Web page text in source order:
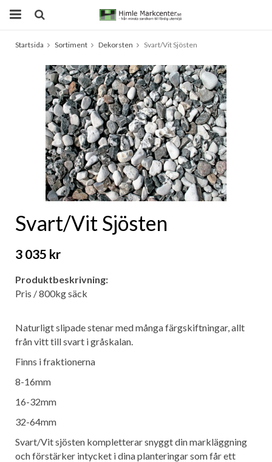
Startsida Sortiment Dekorsten Svart/Vit Sjösten
Svart/Vit Sjösten
3 035 kr
Produktbeskrivning:
Pris / 800kg säck
Naturligt slipade stenar med många färgskiftningar, allt
från vitt till svart i gråskalan.
Finns i fraktionerna
8-16mm
16-32mm
32-64mm
Svart/Vit sjösten kompletterar snyggt din markläggning
och förstärker intycket i dina planteringar som får ett